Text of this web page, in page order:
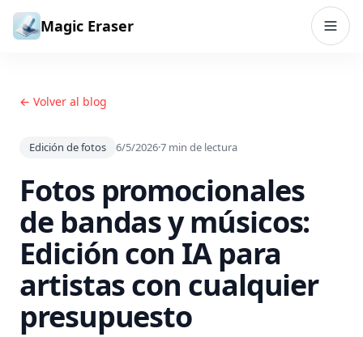
Saltar al contenido
Magic Eraser
← Volver al blog
Edición de fotos 6/5/2026·7 min de lectura
Fotos promocionales
de bandas y músicos:
Edición con IA para
artistas con cualquier
presupuesto